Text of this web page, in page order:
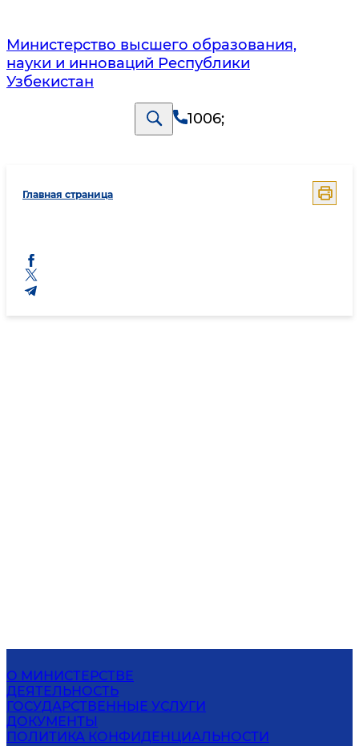
Министерство высшего образования,
науки и инноваций Республики
Узбекистан
1006;
Главная страница
О МИНИСТЕРСТВЕ
ДЕЯТЕЛЬНОСТЬ
ГОСУДАРСТВЕННЫЕ УСЛУГИ
ДОКУМЕНТЫ
ПОЛИТИКА КОНФИДЕНЦИАЛЬНОСТИ